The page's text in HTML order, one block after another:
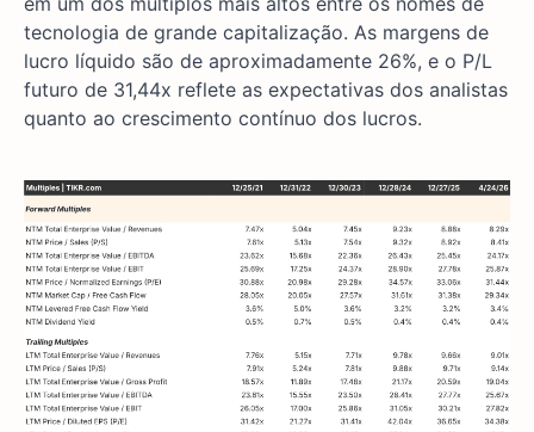
tecnologia de grande capitalização. As margens de
lucro líquido são de aproximadamente 26%, e o P/L
futuro de 31,44x reflete as expectativas dos analistas
quanto ao crescimento contínuo dos lucros.